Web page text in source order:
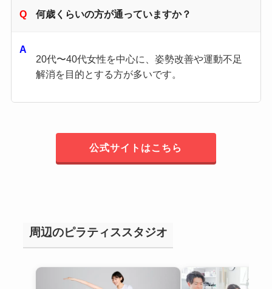
何歳くらいの方が通っていますか？
20代〜40代女性を中心に、姿勢改善や運動不足
解消を目的とする方が多いです。
公式サイトはこちら
周辺のピラティススタジオ